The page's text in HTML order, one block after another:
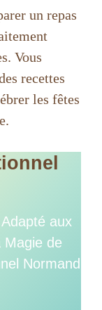
un repas
Vous
recettes
les fêtes
aux
Magie de
Normand